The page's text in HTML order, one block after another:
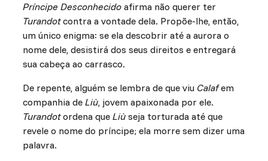
Príncipe Desconhecidoafirma não querer ter
Turandotcontra a vontade dela. Propõe-lhe, então,
um único enigma: se ela descobrir até a aurora o
nome dele, desistirá dos seus direitos e entregará
sua cabeça ao carrasco.
De repente, alguém se lembra de que viu Calafem
companhia de Liù, jovem apaixonada por ele.
Turandotordena que Liùseja torturada até que
revele o nome do príncipe; ela morre sem dizer uma
palavra.